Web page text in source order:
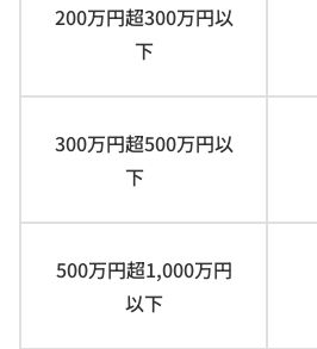
200万円超300万円以
下
300万円超500万円以
下
500万円超1,000万円
以下